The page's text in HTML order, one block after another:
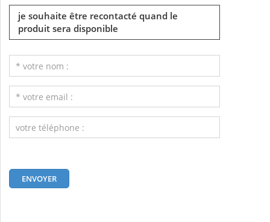
je souhaite être recontacté quand le
produit sera disponible